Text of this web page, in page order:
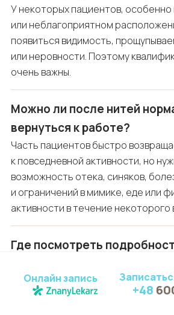
Онлайн запись
+48
У некоторых пациентов,
или неблагоприятном
появиться видимость,
или неровности. Поэтому
очень важны.
Можно ли после нитей
вернуться к работе?
Часть пациентов быстро
к повседневной активности, но
возможность отека, синяков,
и ограничений в мимике, еде или
активности в течение некоторого
Где посмотреть
квалификации и организации
странице:лифтинговые нити в